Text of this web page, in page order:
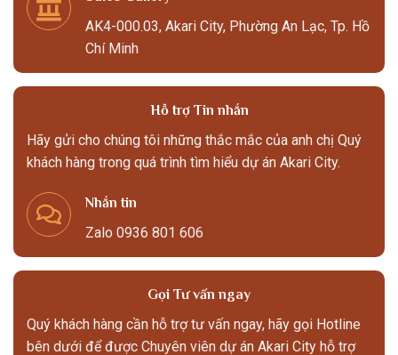
AK4-000.03, Akari City, Phường An Lạc, Tp. Hồ
Chí Minh
Hỗ trợ Tin nhắn
Hãy gửi cho chúng tôi những thắc mắc của anh chị Quý
khách hàng trong quá trình tìm hiểu dự án Akari City.
Nhắn tin
Zalo 0936 801 606
Gọi Tư vấn ngay
Quý khách hàng cần hỗ trợ tư vấn ngay, hãy gọi Hotline
bên dưới để được Chuyên viên dự án Akari City hỗ trợ